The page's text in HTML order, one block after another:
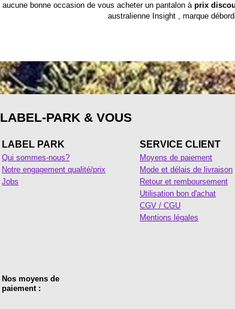
aucune bonne occasion de vous acheter un pantalon à prix
australienne Insight, marque
LABEL-PARK & VOUS
LABEL PARK
Qui sommes-nous?
Notre engagement qualité/prix
Jobs
SERVICE CLIENT
Moyens de paiement
Mode et délais de livraison
Retour et remboursement
Utilisation bon d'achat
CGV / CGU
Mentions légales
Nos moyens de
paiement :